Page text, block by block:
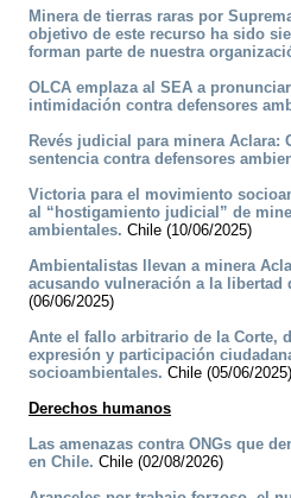
Minera de tierras raras por
objetivo de este recurso ha sido
forman parte de nuestra
OLCA emplaza al SEA a
intimidación contra defensores
Revés judicial para minera Aclara:
sentencia contra defensores
Victoria para el movimiento
al “hostigamiento judicial” de
ambientales. Chile (10/06/2025)
Ambientalistas llevan a minera
acusando vulneración a la libertad
(06/06/2025)
Ante el fallo arbitrario de la Corte,
expresión y participación
socioambientales. Chile (05/06/2025)
Derechos humanos
Las amenazas contra ONGs que
en Chile. Chile (02/08/2026)